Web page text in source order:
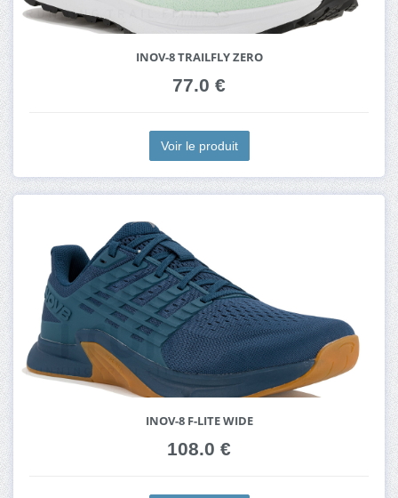
INOV-8 TRAILFLY ZERO
77.0 €
Voir le produit
INOV-8 F-LITE WIDE
108.0 €